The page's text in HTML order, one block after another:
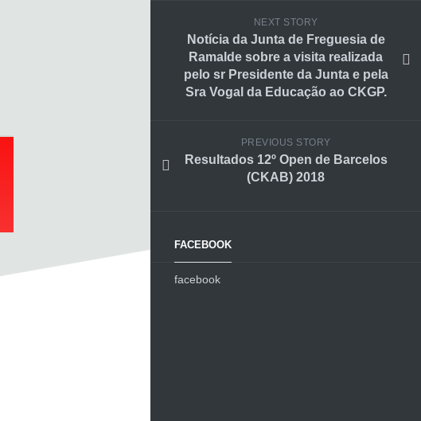
NEXT STORY
Notícia da Junta de Freguesia de
Ramalde sobre a visita realizada
pelo sr Presidente da Junta e pela
Sra Vogal da Educação ao CKGP.
PREVIOUS STORY
Resultados 12º Open de Barcelos
(CKAB) 2018
FACEBOOK
facebook